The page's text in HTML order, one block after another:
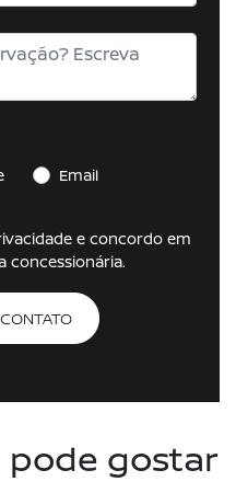
Email
e concordo em
concessionária.
gostar